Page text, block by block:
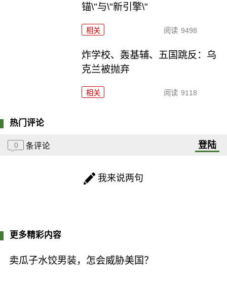
锚\"与\"新引擎\"
相关 阅读 9498
炸学校、轰基辅、五国跳反：乌
克兰被抛弃
相关 阅读 9118
热门评论
0 条评论 登陆
我来说两句
更多精彩内容
卖瓜子水饺男装，怎会威胁美国？